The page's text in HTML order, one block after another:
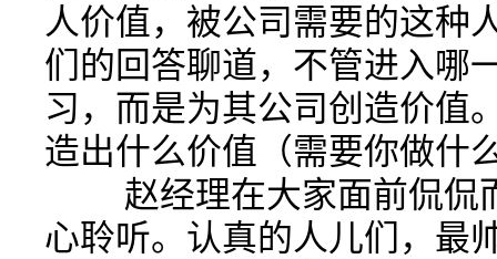
人价值，被公司需要的这种
们的回答聊道，不管进入哪
习，而是为其公司创造价值
造出什么价值（需要你做什
赵经理在大家面前侃侃
心聆听。认真的人儿们，最